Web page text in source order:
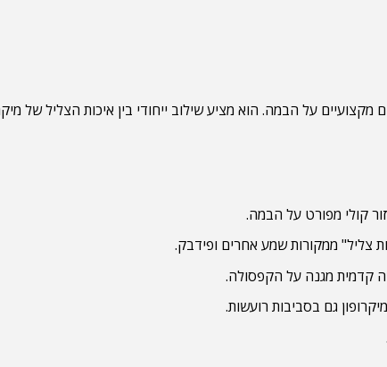
מקצועיים על הבמה. הוא מציע שילוב ייחודי בין איכות הצליל של
קולי מפורט על הבמה.
צליל" ממקורות שמע אחרים ופידבק.
קדמית מגנה על הקפסולה.
גם בסביבות רועשות.